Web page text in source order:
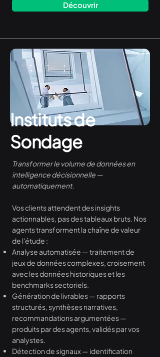
Découvrir
Instituts de
Sondage
Transformer le volume de données en
intelligence décisionnelle —
automatiquement.
Vos clients attendent des insights
actionnables, pas des tableaux bruts. Nos
agents transforment la chaîne de valeur
de l'étude :
Analyse automatisée — traitement de
jeux de données complexes, croisement
avec les données historiques et les
benchmarks sectoriels.
Génération de livrables — rapports
structurés, synthèses narratives,
recommandations argumentées —
produits par des agents, validés par vos
analystes.
Détection de signaux — identification